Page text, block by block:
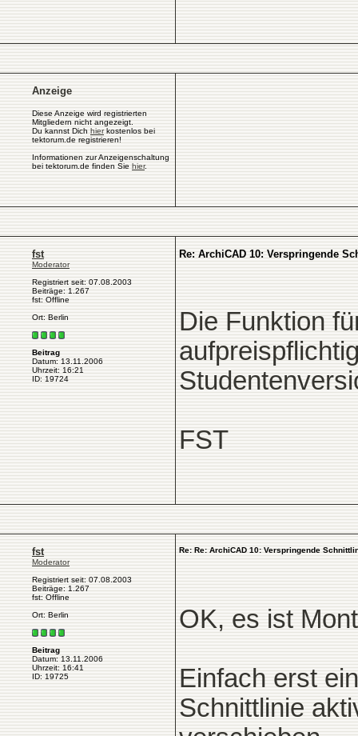
Anzeige
Diese Anzeige wird registrierten
Mitgliedern nicht angezeigt.
Du kannst Dich hierkostenlos bei
tektorum.de registrieren!
Informationen zur Anzeigenschaltung
bei tektorum.de finden Sie hier.
fst
Moderator
Registriert seit: 07.08.2003
Beiträge: 1.267
fst: Offline
Ort: Berlin
Beitrag
Datum: 13.11.2006
Uhrzeit: 16:21
ID: 19724
Re: ArchiCAD 10: Verspringende
Die Funktion
FST
fst
Moderator
Registriert seit: 07.08.2003
Beiträge: 1.267
fst: Offline
Ort: Berlin
Beitrag
Datum: 13.11.2006
Uhrzeit: 16:41
ID: 19725
Re: Re: ArchiCAD 10: Verspringende
OK, es ist
Einfach erst
Schnittlinie